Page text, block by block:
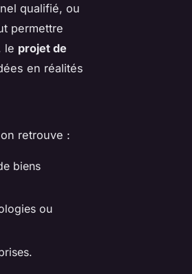
qualifié, ou
permettre
le projet de
en réalités
retrouve :
biens
ou